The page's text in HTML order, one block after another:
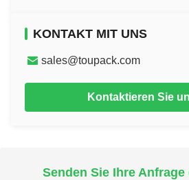
KONTAKT MIT UNS
sales@toupack.com
Kontaktieren Sie
Senden Sie Ihre